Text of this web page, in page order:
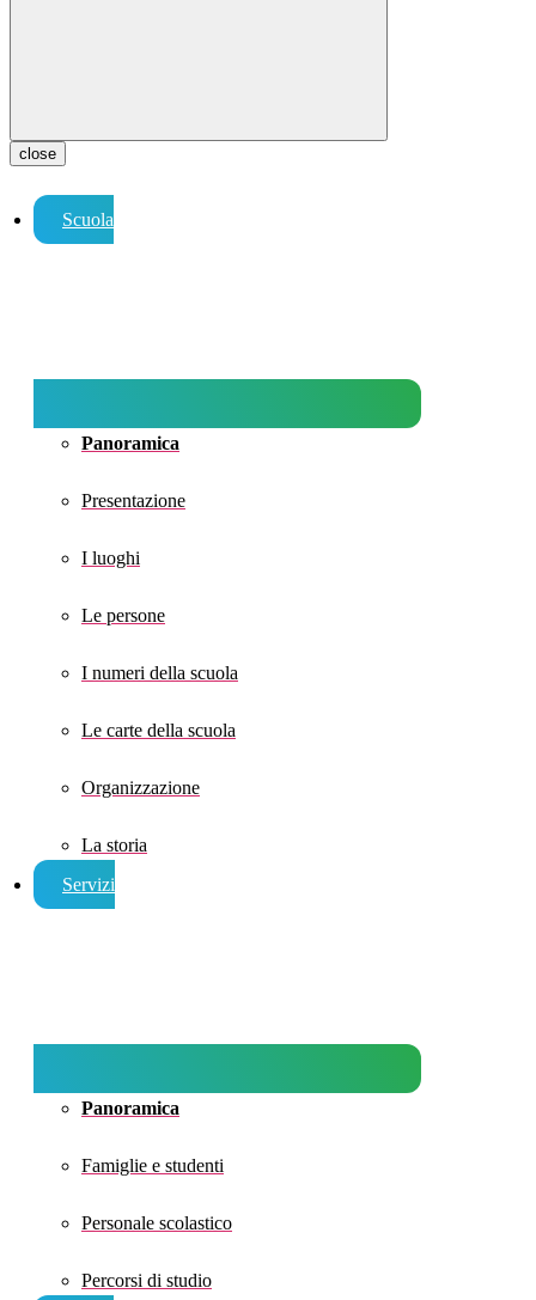
close
Scuola
Panoramica
Presentazione
I luoghi
Le persone
I numeri della scuola
Le carte della scuola
Organizzazione
La storia
Servizi
Panoramica
Famiglie e studenti
Personale scolastico
Percorsi di studio